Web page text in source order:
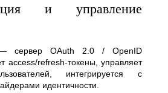
и управление
OAuth 2.0 / OpenID
access/refresh-токены, управляет
интегрируется с
идентичности.